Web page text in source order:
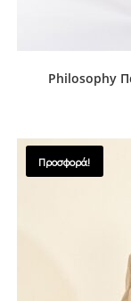
Philosophy
SALES !
Προσφορά!